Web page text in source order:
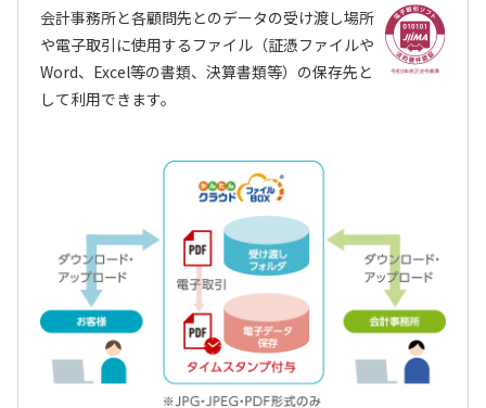
会計事務所と各顧問先とのデータの受け渡し場所
や電子取引に使用するファイル（証憑ファイルや
Word、Excel等の書類、決算書類等）の保存先と
して利用できます。